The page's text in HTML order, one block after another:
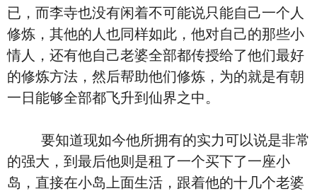
已，而李寺也没有闲着不可能说只能自己一个人
修炼，其他的人也同样如此，他对自己的那些小
情人，还有他自己老婆全部都传授给了他们最好
的修炼方法，然后帮助他们修炼，为的就是有朝
一日能够全部都飞升到仙界之中。
要知道现如今他所拥有的实力可以说是非常
的强大，到最后他则是租了一个买下了一座小
岛，直接在小岛上面生活，跟着他的十几个老婆